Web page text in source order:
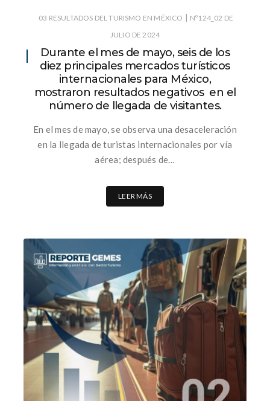
03 RESULTADOS DEL TURISMO EN MÉXICO | Nº124_02 DE
JULIO DE 2024
Durante el mes de mayo, seis de los
diez principales mercados turísticos
internacionales para México,
mostraron resultados negativos en el
número de llegada de visitantes.
En el mes de mayo, se observa una desaceleración
en la llegada de turistas internacionales por vía
aérea; después de…
LEER MÁS